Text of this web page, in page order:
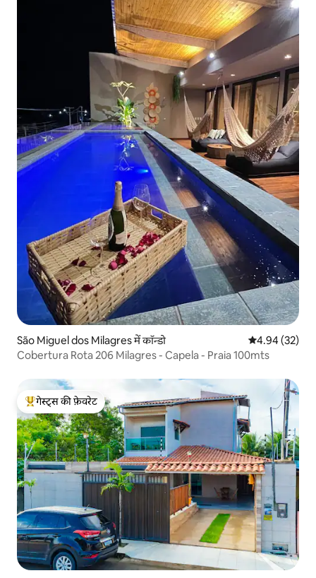
São Miguel dos Milagres में कॉन्डो औसत रेटिंग 5 में
4.94 (32)
Cobertura Rota 206 Milagres - Capela - Praia 100mts
गेस्ट्स का टॉप फ़ेवरेट
गेस्ट्स की फ़ेवरेट